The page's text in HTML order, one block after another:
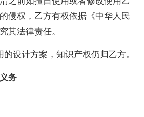
侵权，乙方有权依据《中华人民
其法律责任。
设计方案，知识产权仍归乙方。
务